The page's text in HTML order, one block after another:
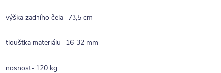
výška zadního čela- 73,5 cm
tloušťka materiálu- 16-32 mm
nosnost- 120 kg